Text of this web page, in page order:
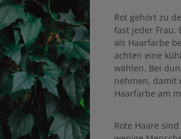
Rot gehört zu
fast jeder Frau.
als Haarfarbe
achten eine
wählen. Bei
nehmen, damit
Haarfarbe am
Rote Haare